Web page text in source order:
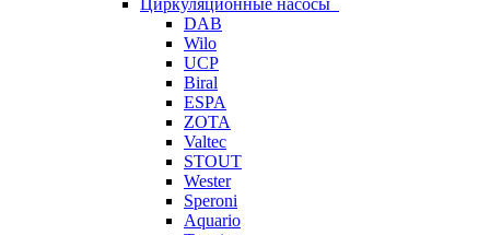
Циркуляционные насосы
DAB
Wilo
UCP
Biral
ESPA
ZOTA
Valtec
STOUT
Wester
Speroni
Aquario